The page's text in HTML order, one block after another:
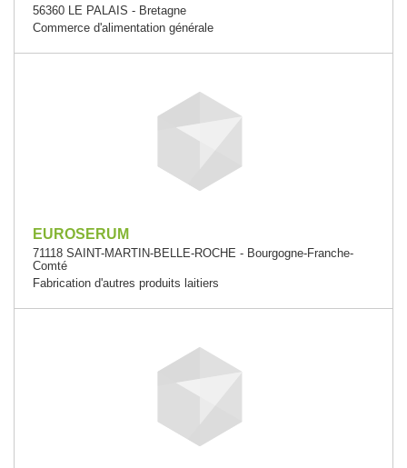
56360 LE PALAIS - Bretagne
Commerce d'alimentation générale
EUROSERUM
71118 SAINT-MARTIN-BELLE-ROCHE - Bourgogne-Franche-
Comté
Fabrication d'autres produits laitiers